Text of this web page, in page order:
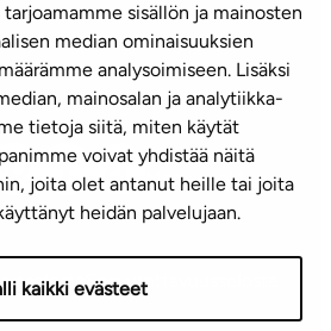
sisällön ja mainosten
median ominaisuuksien
analysoimiseen. Lisäksi
mainosalan ja analytiikka-
tietoja siitä, miten käytät
voivat yhdistää näitä
joita olet antanut heille tai joita
heidän palvelujaan.
kaikki evästeet
Mediapankki
Saavutettavuusseloste